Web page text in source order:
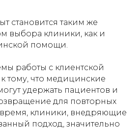
становится таким же
выбора клиники, как и
помощи.
работы с клиентской
тому, что медицинские
удержать пациентов и
для повторных
время, клиники, внедряющие
подход, значительно